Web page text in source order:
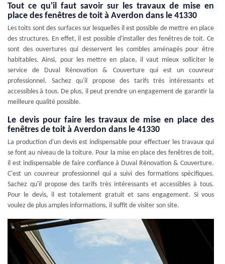
Tout ce qu'il faut savoir sur les travaux de mise en
place des fenêtres de toit à Averdon dans le 41330
Les toits sont des surfaces sur lesquelles il est possible de mettre en place
des structures. En effet, il est possible d'installer des fenêtres de toit. Ce
sont des ouvertures qui desservent les combles aménagés pour être
habitables. Ainsi, pour les mettre en place, il vaut mieux solliciter le
service de Duval Rénovation & Couverture qui est un couvreur
professionnel. Sachez qu'il propose des tarifs très intéressants et
accessibles à tous. De plus, il peut prendre un engagement de garantir la
meilleure qualité possible.
Le devis pour faire les travaux de mise en place des
fenêtres de toit à Averdon dans le 41330
La production d'un devis est indispensable pour effectuer les travaux qui
se font au niveau de la toiture. Pour la mise en place des fenêtres de toit,
il est indispensable de faire confiance à Duval Rénovation & Couverture.
C'est un couvreur professionnel qui a suivi des formations spécifiques.
Sachez qu'il propose des tarifs très intéressants et accessibles à tous.
Pour le devis, il est totalement gratuit et sans engagement. Si vous
voulez de plus amples informations, il suffit de visiter son site.